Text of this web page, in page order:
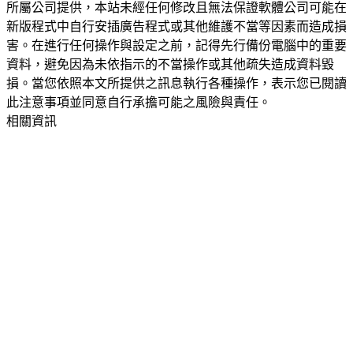
所屬公司提供，本站未經任何修改且無法保證軟體公司可能在
新版程式中自行安插廣告程式或其他維護不當等因素而造成損
害。在進行任何操作與設定之前，記得先行備份電腦中的重要
資料，避免因為未依指示的不當操作或其他疏失造成資料毀
損。當您依照本文所提供之訊息執行各種操作，表示您已閱讀
此注意事項並同意自行承擔可能之風險與責任。
相關資訊